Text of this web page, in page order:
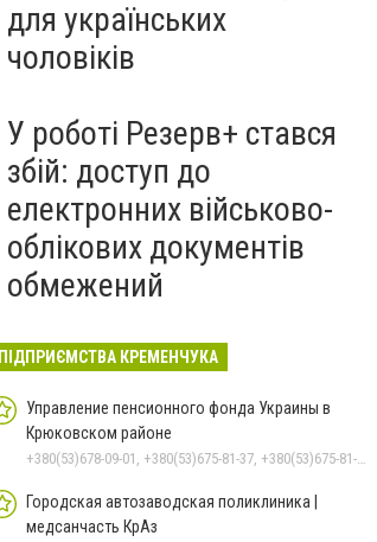
для українських
чоловіків
У роботі Резерв+ стався
збій: доступ до
електронних військово-
облікових документів
обмежений
ПІДПРИЄМСТВА КРЕМЕНЧУКА
Управление пенсионного фонда Украины в
Крюковском районе
+380(53)678-09-01, +380(53)675-81-37, +380(53)675-81-32, +380(53)675-81-40, +380(53)675-81-33, +380(53)675-81-38, +380(53)675-81-31, +380(53)678-08-87
Городская автозаводская поликлиника |
медсанчасть КрАз